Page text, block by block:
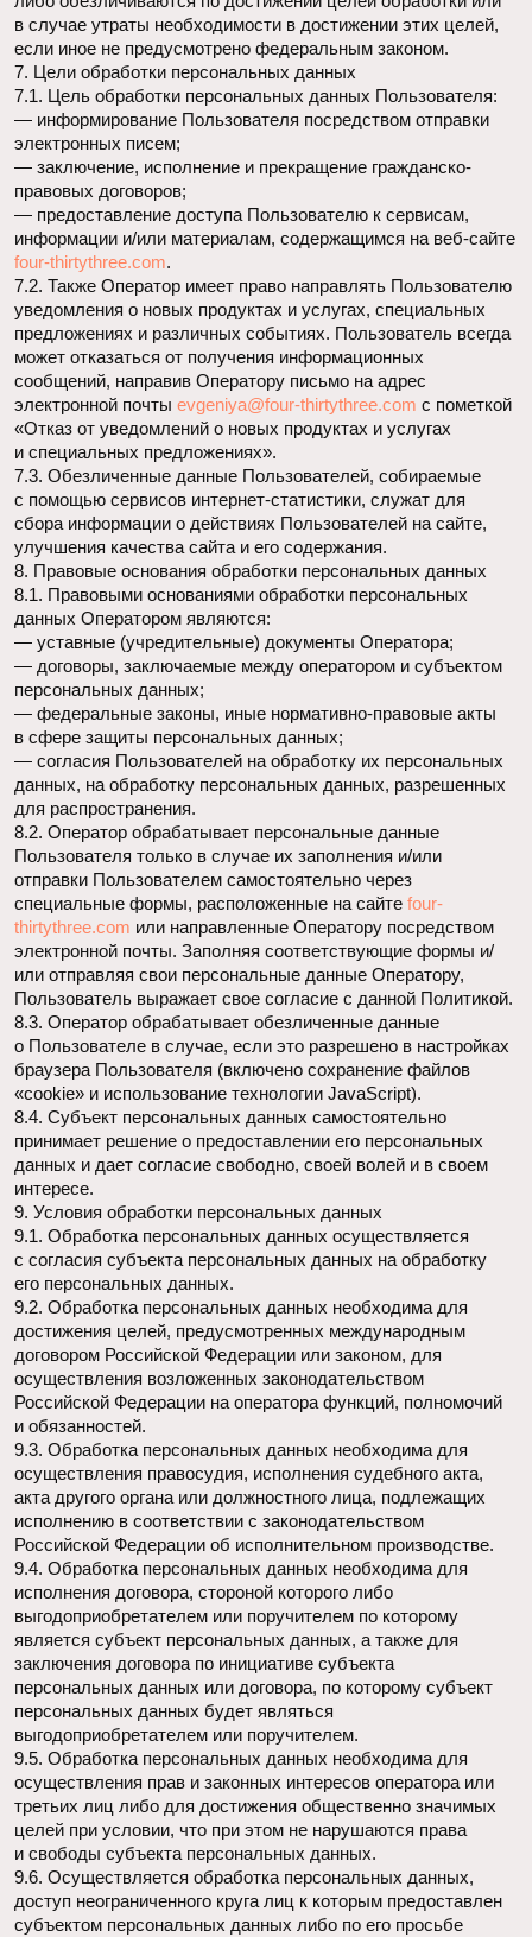
персональных данных будет являться
выгодоприобретателем или поручителем.
9.5. Обработка персональных данных необходима для
осуществления прав и законных интересов оператора или
третьих лиц либо для достижения общественно значимых
целей при условии, что при этом не нарушаются права
и свободы субъекта персональных данных.
9.6. Осуществляется обработка персональных данных,
доступ неограниченного круга лиц к которым предоставлен
субъектом персональных данных либо по его просьбе
(далее — общедоступные персональные данные).
9.7. Осуществляется обработка персональных данных,
подлежащих опубликованию или обязательному раскрытию
в соответствии с федеральным законом.
10. Порядок сбора, хранения, передачи и других видов
обработки персональных данных
Безопасность персональных данных, которые
обрабатываются Оператором, обеспечивается путем
реализации правовых, организационных и технических мер,
необходимых для выполнения в полном объеме требований
действующего законодательства в области защиты
персональных данных.
10.1. Оператор обеспечивает сохранность персональных
данных и принимает все возможные меры, исключающие
доступ к персональным данным неуполномоченных лиц.
10.2. Персональные данные Пользователя никогда, ни при
каких условиях не будут переданы третьим лицам,
за исключением случаев, связанных с исполнением
действующего законодательства либо в случае, если
субъектом персональных данных дано согласие Оператору
на передачу данных третьему лицу для исполнения
обязательств по гражданско-правовому договору.
10.3. В случае выявления неточностей в персональных
данных, Пользователь может актуализировать
их самостоятельно, путем направления Оператору
уведомление на адрес электронной почты Оператора
evgeniya@four-thirtythree.com
персональных данных».
10.4. Срок обработки персональных данных определяется
достижением целей, для которых были собраны
персональные данные, если иной срок не предусмотрен
Пользователь может в любой момент отозвать свое
согласие на обработку персональных данных, направив
Оператору уведомление посредством электронной почты
на электронный адрес Оператораevgeniya@four-
thirtythree.comс пометкой «Отзыв согласия на обработку
персональных данных».
10.5. Вся информация, которая собирается сторонними
сервисами, в том числе платежными системами,
средствами связи и другими поставщиками услуг, хранится
и обрабатывается указанными лицами (Операторами)
в соответствии с их Пользовательским соглашением
и Политикой конфиденциальности. Субъект персональных
данных и/или Пользователь обязан самостоятельно
своевременно ознакомиться с указанными документами.
Оператор не несет ответственность за действия третьих
поставщиков услуг.
10.6. Установленные субъектом персональных данных
запреты на передачу (кроме предоставления доступа),
а также на обработку или условия обработки (кроме
получения доступа) персональных данных, разрешенных
для распространения, не действуют в случаях обработки
персональных данных в государственных, общественных
и иных публичных интересах, определенных
законодательством РФ.
10.7. Оператор при обработке персональных данных
обеспечивает конфиденциальность персональных данных.
10.8. Оператор осуществляет хранение персональных
данных в форме, позволяющей определить субъекта
персональных данных, не дольше, чем этого требуют цели
обработки персональных данных, если срок хранения
персональных данных не установлен федеральным
законом, договором, стороной которого,
выгодоприобретателем или поручителем по которому
является субъект персональных данных.
10.9. Условием прекращения обработки персональных
данных может являться достижение целей обработки
персональных данных, истечение срока действия согласия
субъекта персональных данных или отзыв согласия
субъектом персональных данных, а также выявление
неправомерной обработки персональных данных.
11. Перечень действий, производимых Оператором
с полученными персональными данными
11.1. Оператор осуществляет сбор, запись,
систематизацию, накопление, хранение, уточнение
передачу (распространение, предоставление, доступ),
обезличивание, блокирование, удаление и уничтожение
персональных данных.
11.2. Оператор осуществляет автоматизированную
передачей полученной информации по информационно-
телекоммуникационным сетям или без таковой.
12. Трансграничная передача персональных данных
12.1. Оператор до начала осуществления трансграничной
передачи персональных данных обязан убедиться в том,
что иностранным государством, на территорию которого
предполагается осуществлять передачу персональных
данных, обеспечивается надежная защита прав субъектов